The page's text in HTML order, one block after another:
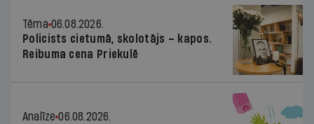
Tēma 06.08.2026.
Policists cietumā, skolotājs – kapos.
Reibuma cena Priekulē
Analīze 06.08.2026.